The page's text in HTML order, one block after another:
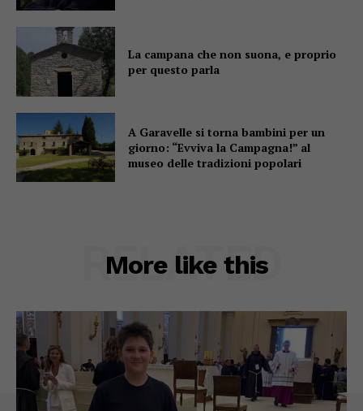
La campana che non suona, e proprio
per questo parla
A Garavelle si torna bambini per un
giorno: “Evviva la Campagna!” al
museo delle tradizioni popolari
More like this
RELATED